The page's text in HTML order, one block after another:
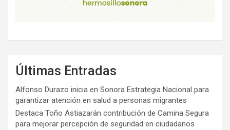
Últimas Entradas
Alfonso Durazo inicia en Sonora Estrategia Nacional para
garantizar atención en salud a personas migrantes
Destaca Toño Astiazarán contribución de Camina Segura
para mejorar percepción de seguridad en ciudadanos